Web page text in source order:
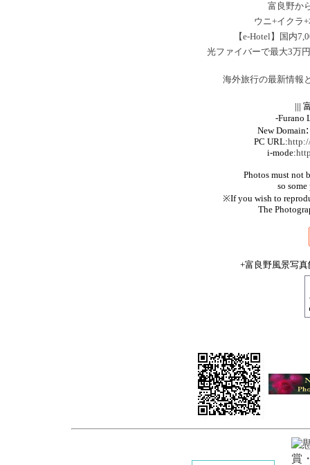
富良野か
ウニ+イクラ
【e-Hotel】国内
光ファイバーで最大3万
海外旅行の最新情報
|||
-Furano
New Domain
PC URL:
i-mode:
Photos must not
so
※If you wish to
The
+富良野風景写